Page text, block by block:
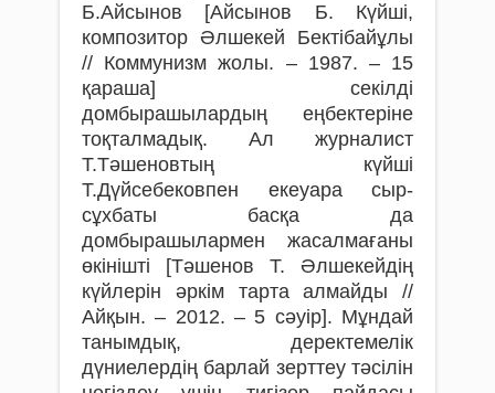
Б.Айсынов [Айсынов Б. Күйші,
композитор Әлшекей Бектібайұлы
// Коммунизм жолы. – 1987. – 15
қараша] секілді
домбырашылардың еңбектеріне
тоқталмадық. Ал журналист
Т.Тәшеновтың күйші
Т.Дүйсебековпен екеуара сыр-
сұхбаты басқа да
домбырашылармен жасалмағаны
өкінішті [Тәшенов Т. Әлшекейдің
күйлерін әркім тарта алмайды //
Айқын. – 2012. – 5 сәуір]. Мұндай
танымдық, деректемелік
дүниелердің барлай зерттеу тәсілін